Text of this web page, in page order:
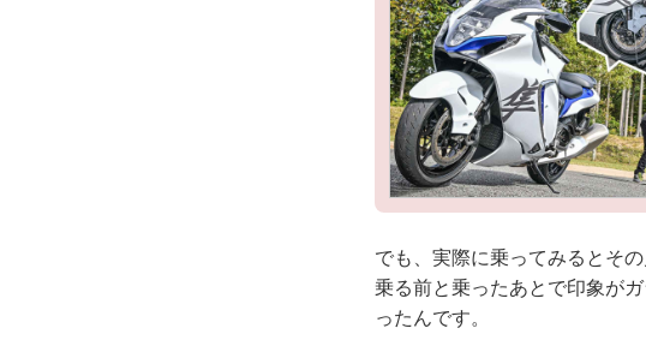
でも、実際に乗ってみるとそ
乗る前と乗ったあとで印象が
ったんです。